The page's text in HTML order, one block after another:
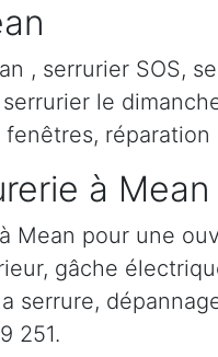
, serrurier SOS,
le
à Mean
Mean pour une
gâche
serrure,
251.